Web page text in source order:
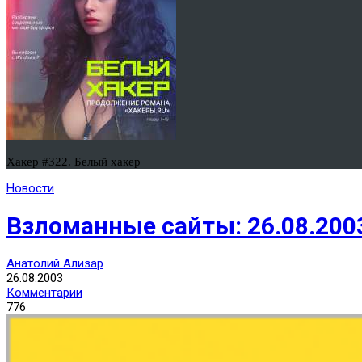
Хакер #322. Белый хакер
Новости
Взломанные сайты:
Анатолий Ализар
26.08.2003
Комментарии
776